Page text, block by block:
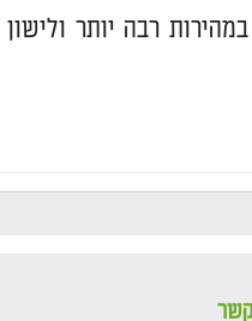
רבה יותר